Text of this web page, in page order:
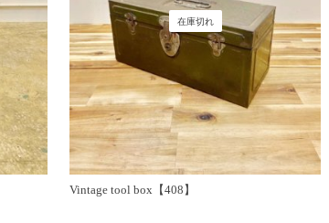
在庫切れ
Vintage tool box【408】